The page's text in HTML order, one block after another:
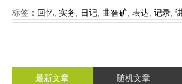
标签： 回忆 实务 日记 曲智矿 表达 记录
最新文章 随机文章